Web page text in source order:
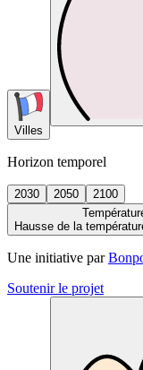
Villes
Horizon temporel
2030 2050
2100
Hausse de la
Une initiative par
Soutenir le projet